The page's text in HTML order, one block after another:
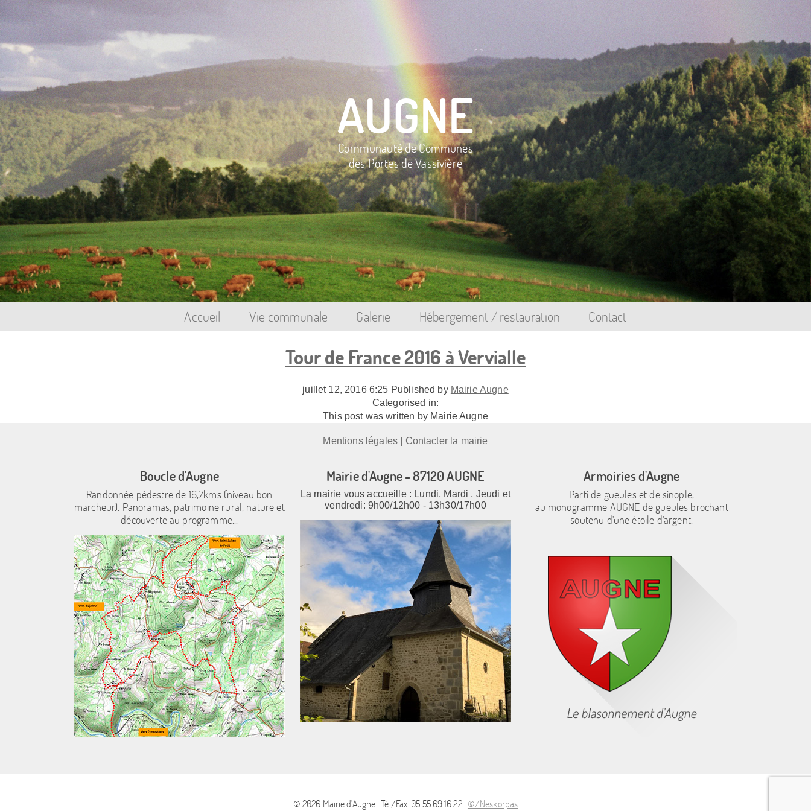
AUGNE
Communauté de Communes
des Portes de Vassivière
Accueil Vie communale Galerie Hébergement / restauration Contact
Tour de France 2016 à Vervialle
juillet 12, 2016 6:25 Published by Mairie Augne
Categorised in:
This post was written by Mairie Augne
Mentions légales Contacter la mairie
Boucle d'Augne
Randonnée pédestre de 16,7kms (niveau bon
marcheur). Panoramas, patrimoine rural, nature et
découverte au programme...
Mairie d'Augne - 87120 AUGNE
La mairie vous accueille : Lundi, Mardi , Jeudi et
vendredi: 9h00/12h00 - 13h30/17h00
Armoiries d'Augne
Parti de gueules et de sinople,
au monogramme AUGNE de gueules brochant
soutenu d'une étoile d'argent.
© 2026 Mairie d'Augne | Tél/Fax: 05 55 69 16 22 | ©/Neskorpas